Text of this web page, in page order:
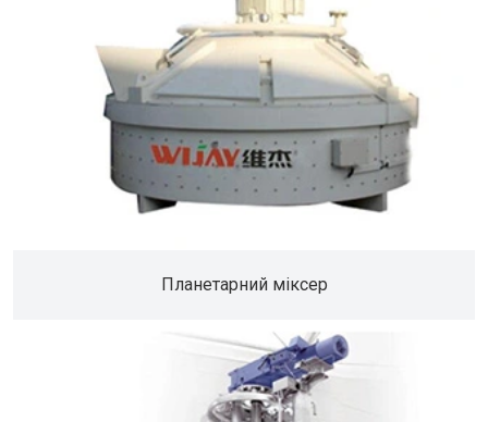
Планетарний міксер